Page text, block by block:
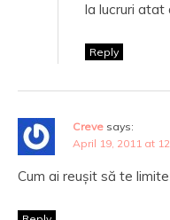
la lucruri atat
Reply
Creve says:
April 19, 2011 at
Cum ai reușit să te